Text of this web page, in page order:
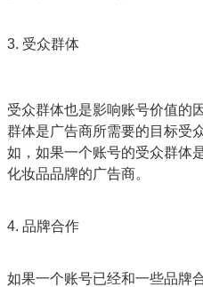
3. 受众群体
受众群体也是影响账号价值的
群体是广告商所需要的目标受
如，如果一个账号的受众群体
化妆品品牌的广告商。
4. 品牌合作
如果一个账号已经和一些品牌